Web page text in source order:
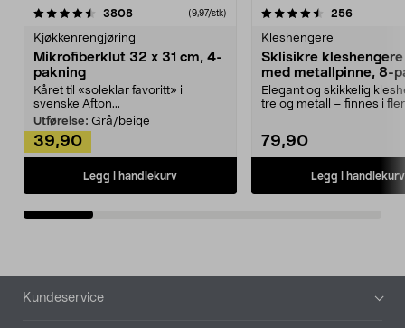
3808anmeldelser(9,97/stk)
Kjøkkenrengjøring
Mikrofiberklut 32 x 31 cm, 4-
pakning
Kåret til «soleklar favoritt» i
svenske Afton...
Utførelse: Grå/beige
39,90
Legg i handlekurv
4.5av 5 stjerner 256
Kleshengere
Sklisikre
med metallpinne, 8-
Elegant og skikkelig
tre og metall – finnes i
79,90
Legg i handlekurv
4.5av 5 stjerner
Bunntekst
Kundeservice